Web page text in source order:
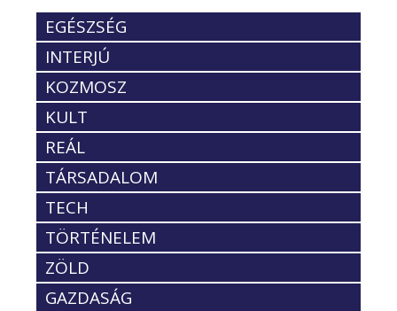
EGÉSZSÉG
INTERJÚ
KOZMOSZ
KULT
REÁL
TÁRSADALOM
TECH
TÖRTÉNELEM
ZÖLD
GAZDASÁG